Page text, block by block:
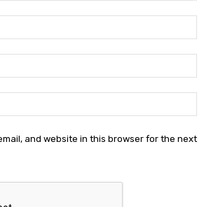
and website in this browser for the next